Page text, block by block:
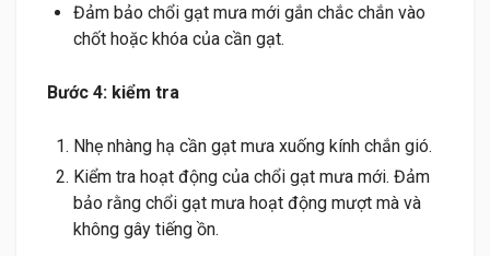
Đảm bảo chổi gạt mưa mới gắn chắc chắn vào
chốt hoặc khóa của cần gạt.
Bước 4: kiểm tra
Nhẹ nhàng hạ cần gạt mưa xuống kính chắn gió.
Kiểm tra hoạt động của chổi gạt mưa mới. Đảm
bảo rằng chổi gạt mưa hoạt động mượt mà và
không gây tiếng ồn.